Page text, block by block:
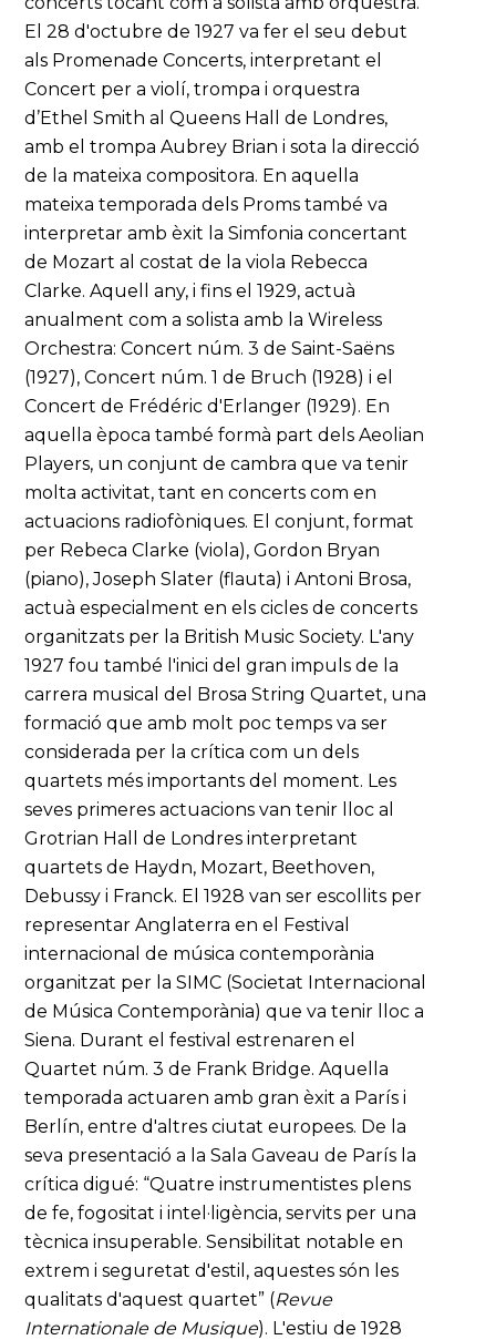
El 28 d'octubre de 1927 va fer el seu debut
als Promenade Concerts, interpretant el
Concert per a violí, trompa i orquestra
d’Ethel Smith al Queens Hall de Londres,
amb el trompa Aubrey Brian i sota la direcció
de la mateixa compositora. En aquella
mateixa temporada dels Proms també va
interpretar amb èxit la Simfonia concertant
de Mozart al costat de la viola Rebecca
Clarke. Aquell any, i fins el 1929, actuà
anualment com a solista amb la Wireless
Orchestra: Concert núm. 3 de Saint-Saëns
(1927), Concert núm. 1 de Bruch (1928) i el
Concert de Frédéric d'Erlanger (1929). En
aquella època també formà part dels Aeolian
Players, un conjunt de cambra que va tenir
molta activitat, tant en concerts com en
actuacions radiofòniques. El conjunt, format
per Rebeca Clarke (viola), Gordon Bryan
(piano), Joseph Slater (flauta) i Antoni Brosa,
actuà especialment en els cicles de concerts
organitzats per la British Music Society. L'any
1927 fou també l'inici del gran impuls de la
carrera musical del Brosa String Quartet, una
formació que amb molt poc temps va ser
considerada per la crítica com un dels
quartets més importants del moment. Les
seves primeres actuacions van tenir lloc al
Grotrian Hall de Londres interpretant
quartets de Haydn, Mozart, Beethoven,
Debussy i Franck. El 1928 van ser escollits per
representar Anglaterra en el Festival
internacional de música contemporània
organitzat per la SIMC (Societat Internacional
de Música Contemporània) que va tenir lloc a
Siena. Durant el festival estrenaren el
Quartet núm. 3 de Frank Bridge. Aquella
temporada actuaren amb gran èxit a París i
Berlín, entre d'altres ciutat europees. De la
seva presentació a la Sala Gaveau de París la
crítica digué: “Quatre instrumentistes plens
de fe, fogositat i intel·ligència, servits per una
tècnica insuperable. Sensibilitat notable en
extrem i seguretat d'estil, aquestes són les
qualitats d'aquest quartet” (Revue
Internationale de Musique). L'estiu de 1928